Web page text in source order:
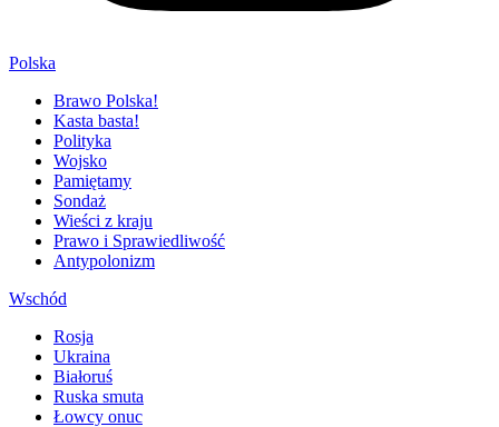
Polska
Brawo Polska!
Kasta basta!
Polityka
Wojsko
Pamiętamy
Sondaż
Wieści z kraju
Prawo i Sprawiedliwość
Antypolonizm
Wschód
Rosja
Ukraina
Białoruś
Ruska smuta
Łowcy onuc